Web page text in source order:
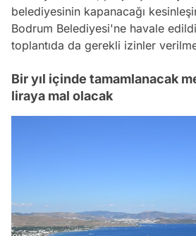
belediyesinin kapanacağı
Bodrum Belediyesi'ne havale
toplantıda da gerekli izinler
Bir yıl içinde tamamlanacak
liraya mal olacak